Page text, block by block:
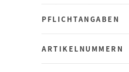
PFLICHTANGABEN
ARTIKELNUMMERN